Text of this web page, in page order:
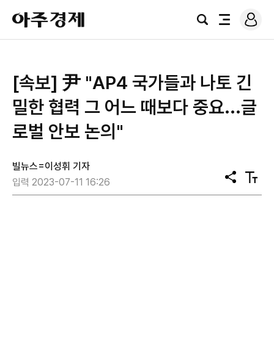
아
주
경
검
전
로
그
[속보] 尹 "AP4 국가들과 나토 긴
밀한 협력 그 어느 때보다 중요...글
로벌 안보 논의"
빌뉴스=이성휘 기자
입력 2023-07-11 16:26
공
유
텍
스